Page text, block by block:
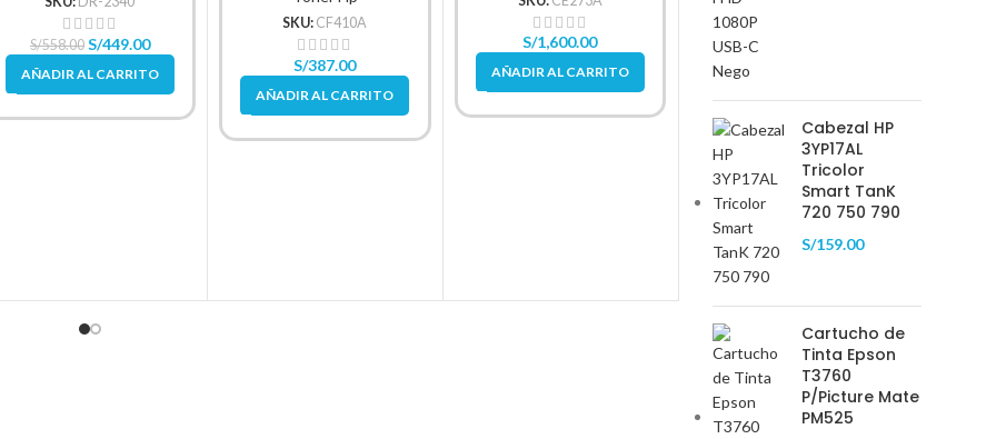
S/558.00 S/449.00
AÑADIR AL CARRITO
SKU: CF410A
S/387.00
AÑADIR AL CARRITO
S/1,600.00
AÑADIR AL CARRITO
Tóner HP CF226A (26A)
L.J.P M402 Negro 3.1K
Pag.
SUMINISTROS,TONER,
Toner Hp
SKU: CF226A
S/750.00 S/599.99
AÑADIR AL CARRITO
Cabezal HP
3YP17AL
Tricolor
Smart TanK
720 750 790
S/159.00
Cartucho de
Tinta Epson
T3760
P/Picture Mate
PM525